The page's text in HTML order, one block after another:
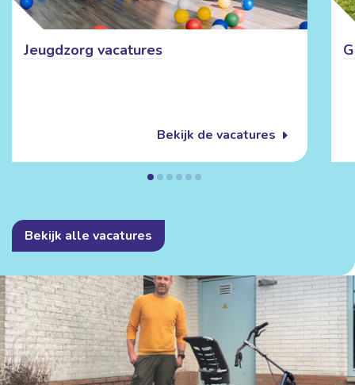
Jeugdzorg vacatures
Bekijk de vacatures
Bekijk alle vacatures